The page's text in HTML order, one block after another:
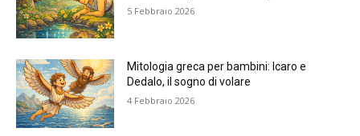
5 Febbraio 2026
Mitologia greca per bambini: Icaro e
Dedalo, il sogno di volare
4 Febbraio 2026